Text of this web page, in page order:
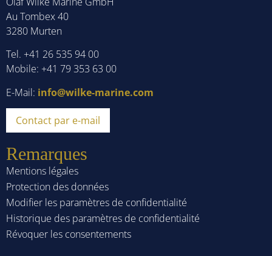
Au Tombex 40
3280 Murten
Tel. +41 26 535 94 00
Mobile: +41 79 353 63 00
E-Mail: info@wilke-marine.com
Contact par e-mail
Remarques
Mentions légales
Protection des données
Modifier les paramètres de confidentialité
Historique des paramètres de confidentialité
Révoquer les consentements